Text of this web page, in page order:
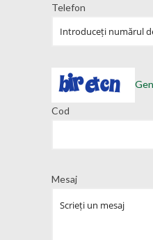
Telefon
Cod
Mesaj